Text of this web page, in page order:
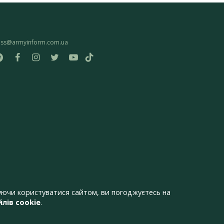
користуватися сайтом, ви погоджуєтесь на
cookie.